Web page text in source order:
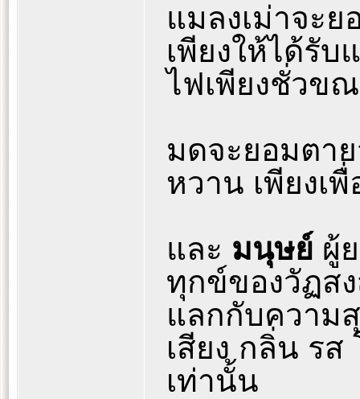
แมลงเม่าจะ
เพียงให้ได้รับ
ไฟเพียงชั่วข
มดจะยอมตา
หวาน เพียงเ
และ มนุษย์ ผู้
ทุกข์ของวัฏส
แลกกับความ
เสียง กลิ่น ร
เท่านั้น